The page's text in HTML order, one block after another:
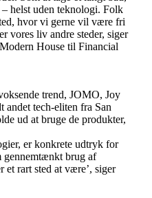
helst uden teknologi. Folk
hvor vi gerne vil være fri
vores liv andre steder, siger
House til Financial
trend, JOMO, Joy
tech-eliten fra San
ud at bruge de produkter,
er konkrete udtryk for
gennemtænkt brug af
et rart sted at være’, siger